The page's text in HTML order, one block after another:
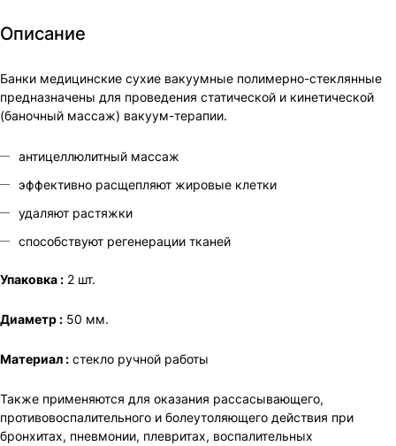
Описание
Банки медицинские сухие вакуумные полимерно-стеклянные
предназначены для проведения статической и кинетической
(баночный массаж) вакуум-терапии.
антицеллюлитный массаж
эффективно расщепляют жировые клетки
удаляют растяжки
способствуют регенерации тканей
Упаковка : 2 шт.
Диаметр : 50 мм.
Материал : стекло ручной работы
Также применяются для оказания рассасывающего,
противовоспалительного и болеутоляющего действия при
бронхитах, пневмонии, плевритах, воспалительных